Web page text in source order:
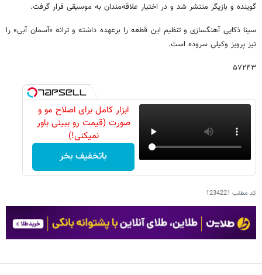
گوینده و بازیگر منتشر شد و در اختیار علاقه‌مندان به موسیقی قرار گرفت.
سینا ذکایی آهنگسازی و تنظیم این قطعه را برعهده داشته و ترانه «آسمان آبی» را
نیز پرویز وکیلی سروده است.
۵۷۲۴۳
ابزار کامل برای اصلاح مو و
صورت (قیمت رو ببینی باور
نمیکنی!)
باتخفیف بخر
کد مطلب 1234221